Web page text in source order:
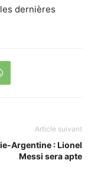
dernières
Article suivant
Argentine : Lionel
Messi sera apte